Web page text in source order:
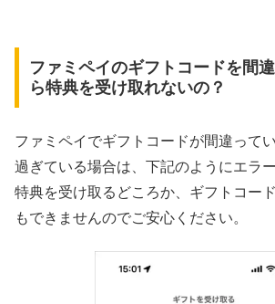
ファミペイのギフトコードを間
ら特典を受け取れないの？
ファミペイでギフトコードが間違って
過ぎている場合は、下記のようにエラ
特典を受け取るどころか、ギフトコー
もできませんのでご安心ください。